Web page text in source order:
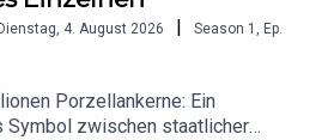
4. August 2026 | Season 1
Ep.
Porzellankerne: Ein
Symbol zwischen staatlicher